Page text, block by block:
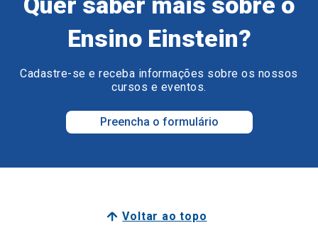
Ensino Einstein?
Cadastre-se e receba informações sobre os nossos
cursos e eventos.
Preencha o formulário
Voltar ao topo